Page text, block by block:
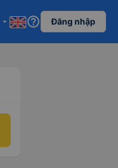
arrow_drop_down help_outline Đăng nhập